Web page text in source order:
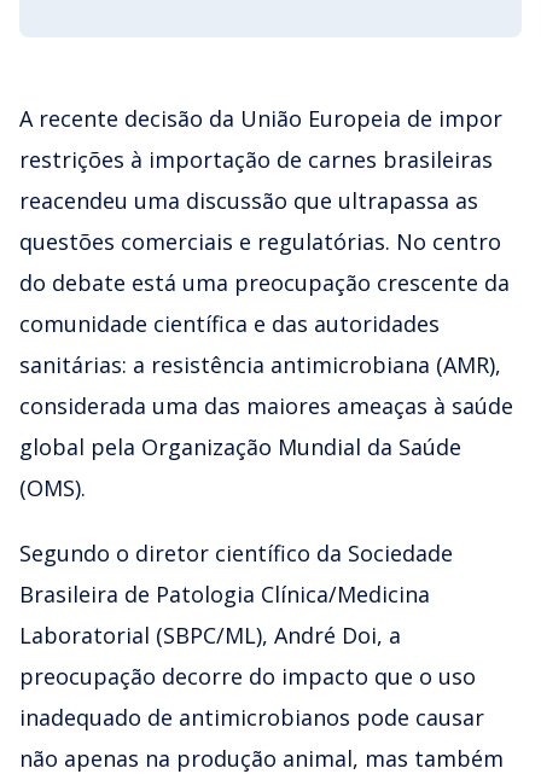
A recente decisão da União Europeia de impor
restrições à importação de carnes brasileiras
reacendeu uma discussão que ultrapassa as
questões comerciais e regulatórias. No centro
do debate está uma preocupação crescente da
comunidade científica e das autoridades
sanitárias: a resistência antimicrobiana (AMR),
considerada uma das maiores ameaças à saúde
global pela Organização Mundial da Saúde
(OMS).
Segundo o diretor científico da Sociedade
Brasileira de Patologia Clínica/Medicina
Laboratorial (SBPC/ML), André Doi, a
preocupação decorre do impacto que o uso
inadequado de antimicrobianos pode causar
não apenas na produção animal, mas também